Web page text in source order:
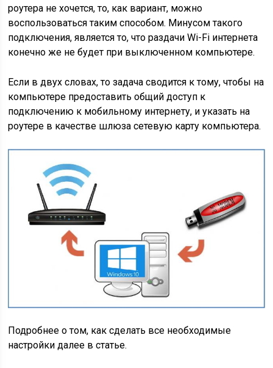
роутера не хочется, то, как вариант, можно
воспользоваться таким способом. Минусом такого
подключения, является то, что раздачи Wi-Fi интернета
конечно же не будет при выключенном компьютере.
Если в двух словах, то задача сводится к тому, чтобы на
компьютере предоставить общий доступ к
подключению к мобильному интернету, и указать на
роутере в качестве шлюза сетевую карту компьютера.
Подробнее о том, как сделать все необходимые
настройки далее в статье.